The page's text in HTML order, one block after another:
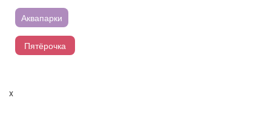
Аквапарки
Пятёрочка
x